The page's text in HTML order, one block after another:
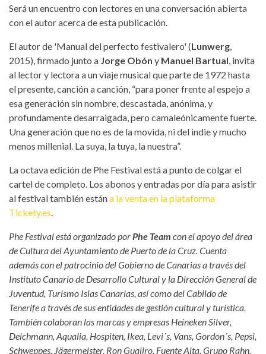
Será un encuentro con lectores en una conversación abierta
con el autor acerca de esta publicación.
El autor de 'Manual del perfecto festivalero' (Lunwerg,
2015), firmado junto a Jorge Obón y Manuel Bartual, invita
al lector y lectora a un viaje musical que parte de 1972 hasta
el presente, canción a canción, “para poner frente al espejo a
esa generación sin nombre, descastada, anónima, y
profundamente desarraigada, pero camaleónicamente fuerte.
Una generación que no es de la movida, ni del indie y mucho
menos millenial. La suya, la tuya, la nuestra”.
La octava edición de Phe Festival está a punto de colgar el
cartel de completo. Los abonos y entradas por día para asistir
al festival también estána la venta en la plataforma
Tickety.es.
Phe Festival está organizado porPhe Team con el apoyo del área
de Cultura del Ayuntamiento de Puerto de la Cruz. Cuenta
además con el patrocinio del Gobierno de Canarias a través del
Instituto Canario de Desarrollo Cultural y la Dirección General de
Juventud, Turismo Islas Canarias, así como del Cabildo de
Tenerife a través de sus entidades de gestión cultural y turística.
También colaboran las marcas y empresas Heineken Silver,
Deichmann, Aqualia, Hospiten, Ikea, Levi´s, Vans, Gordon´s, Pepsi,
Schweppes, Jägermeister, Ron Guajiro, Fuente Alta, Grupo Rahn,